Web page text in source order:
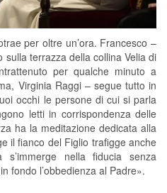
per oltre un’ora. Francesco –
sulla terrazza della collina Velia di
per qualche minuto a
Virginia Raggi – segue tutto in
occhi le persone di cui si parla
letti in corrispondenza delle
ha la meditazione dedicata alla
il fianco del Figlio trafigge anche
nella fiducia senza
fondo l’obbedienza al Padre».